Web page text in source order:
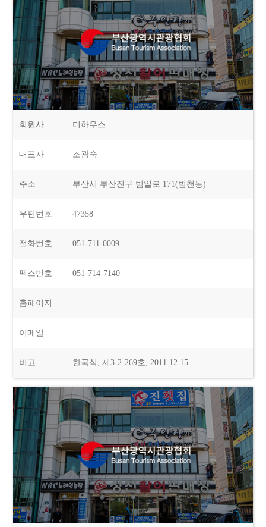
회원사 더하우스
대표자 조광숙
주소 부산시 부산진구 범일로 171(범천동)
우편번호 47358
전화번호 051-711-0009
팩스번호 051-714-7140
홈페이지
이메일
비고 한국식, 제3-2-269호, 2011.12.15